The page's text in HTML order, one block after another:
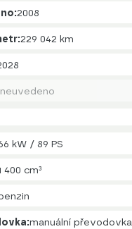
2008
229 042 km
neuvedeno
kW / 89 PS
400 cm³
manuální převodovka